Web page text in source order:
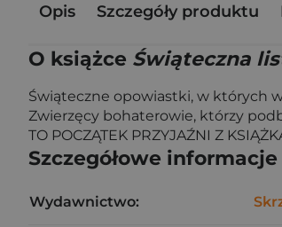
Opis Szczegóły produktu
O książce Świąteczna
Świąteczne opowiastki, w których
Zwierzęcy bohaterowie, którzy
TO POCZĄTEK PRZYJAŹNI Z
Szczegółowe
Wydawnictwo: